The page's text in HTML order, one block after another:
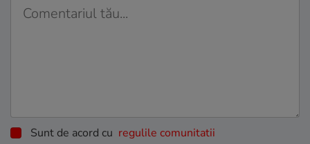
Sunt de acord cu regulile comunitatii